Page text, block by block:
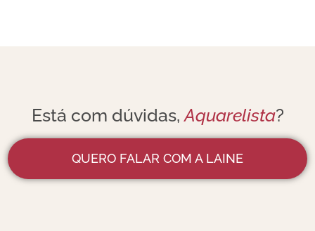
Está com dúvidas,Aquarelista?
QUERO FALAR COM A LAINE